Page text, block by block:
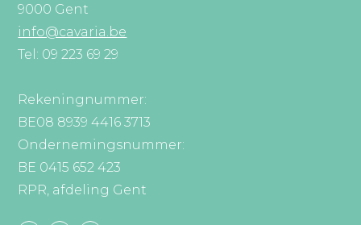
9000 Gent
info@cavaria.be
Tel: 09 223 69 29
Rekeningnummer:
BE08 8939 4416 3713
Ondernemingsnummer:
BE 0415 652 423
RPR, afdeling Gent